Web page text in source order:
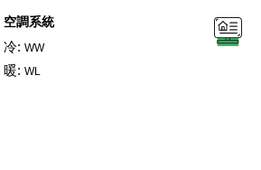
空調系統
冷:WW
暖:WL